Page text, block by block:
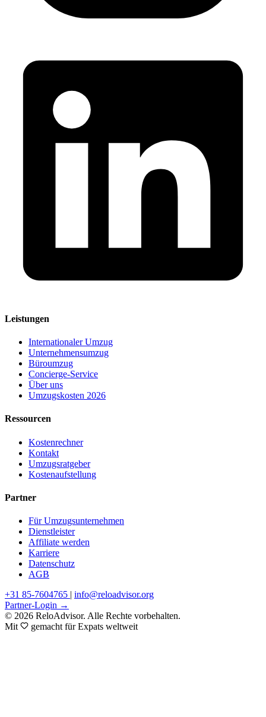
Leistungen
Internationaler Umzug
Unternehmensumzug
Büroumzug
Concierge-Service
Über uns
Umzugskosten 2026
Ressourcen
Kostenrechner
Kontakt
Umzugsratgeber
Kostenaufstellung
Partner
Für Umzugsunternehmen
Dienstleister
Affiliate werden
Karriere
Datenschutz
AGB
+31 85-7604765 | info@reloadvisor.org
Partner-Login →
© 2026 ReloAdvisor. Alle Rechte vorbehalten.
Mit
gemacht für Expats weltweit